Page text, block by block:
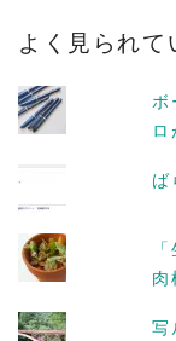
イ
よく見られて
ば
肉
写